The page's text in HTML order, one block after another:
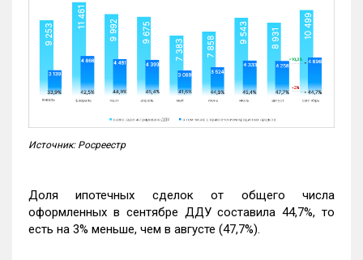
Источник: Росреестр
Доля ипотечных сделок от общего числа
оформленных в сентябре ДДУ составила 44,7%, то
есть на 3% меньше, чем в августе (47,7%).